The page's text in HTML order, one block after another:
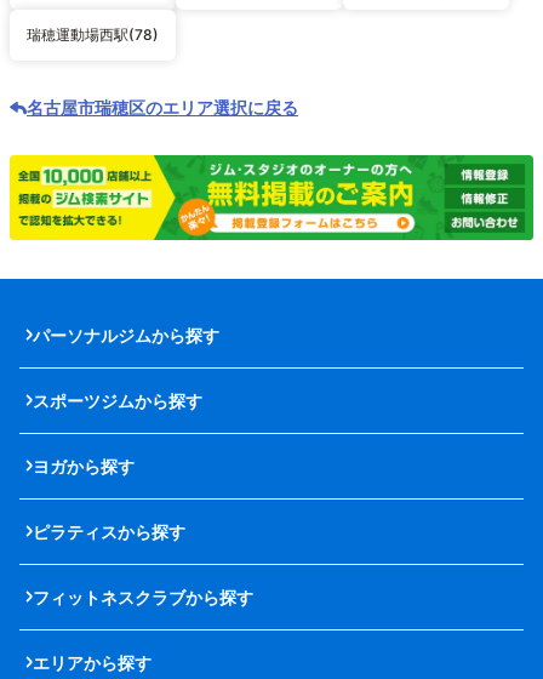
瑞穂運動場西駅(78)
名古屋市瑞穂区のエリア選択に戻る
パーソナルジムから探す
スポーツジムから探す
ヨガから探す
ピラティスから探す
フィットネスクラブから探す
エリアから探す